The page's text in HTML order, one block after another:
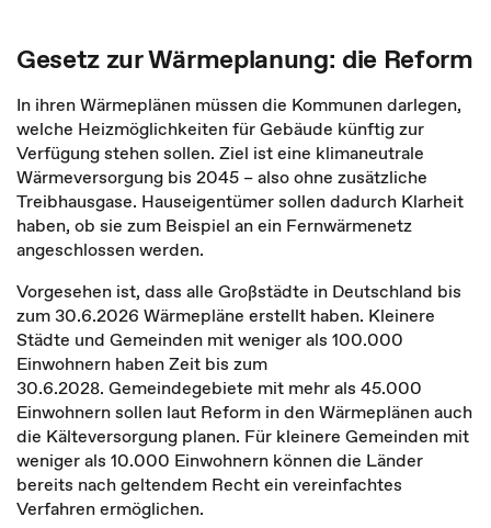
Gesetz zur Wärmeplanung: die Reform
In ihren Wärmeplänen müssen die Kommunen darlegen,
welche Heizmöglichkeiten für Gebäude künftig zur
Verfügung stehen sollen. Ziel ist eine klimaneutrale
Wärmeversorgung bis 2045 – also ohne zusätzliche
Treibhausgase. Hauseigentümer sollen dadurch Klarheit
haben, ob sie zum Beispiel an ein Fernwärmenetz
angeschlossen werden.
Vorgesehen ist, dass alle Großstädte in Deutschland bis
zum 30.6.2026 Wärmepläne erstellt haben. Kleinere
Städte und Gemeinden mit weniger als 100.000
Einwohnern haben Zeit bis zum
30.6.2028. Gemeindegebiete mit mehr als 45.000
Einwohnern sollen laut Reform in den Wärmeplänen auch
die Kälteversorgung planen. Für kleinere Gemeinden mit
weniger als 10.000 Einwohnern können die Länder
bereits nach geltendem Recht ein vereinfachtes
Verfahren ermöglichen.